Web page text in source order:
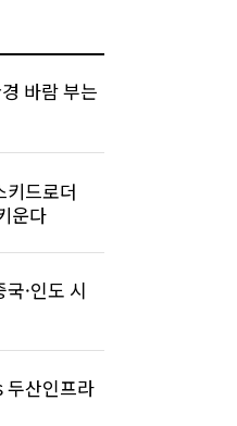
바람 부는
키드로더
운다
·인도 시
두산인프라